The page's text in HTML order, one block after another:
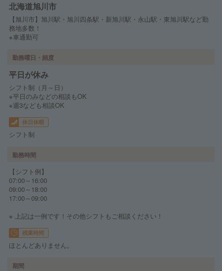
北海道旭川市
【旭川市】旭川駅・旭川四条駅・新旭川駅・永山駅・東旭川駅など勤
務地多数！
※車通勤可
勤務曜日・頻度
平日が休み
シフト制（月～日）
※平日のみなどの相談もOK
※週3なども相談OK
休日休暇
シフト制
勤務時間
【シフト例】
07:00～16:00
09:00～18:00
17:00～09:00
※ 上記は一例です！その他シフトもご相談ください！
残業時間
ほとんどありません。
期間